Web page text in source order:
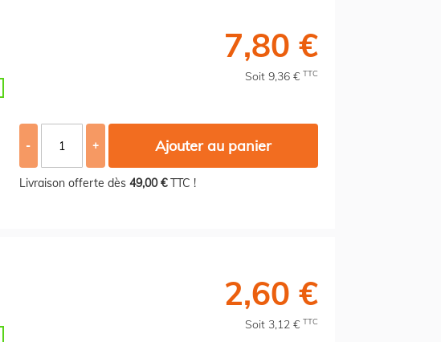
7,80 €
Soit 9,36 € TTC
- + Ajouter au panier
Livraison offerte dès 49,00 €TTC !
2,60 €
Soit 3,12 € TTC